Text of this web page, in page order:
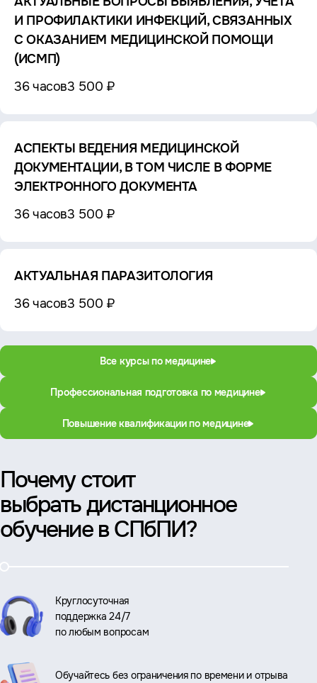
И ПРОФИЛАКТИКИ ИНФЕКЦИЙ, СВЯЗАННЫХ
С ОКАЗАНИЕМ МЕДИЦИНСКОЙ ПОМОЩИ
(ИСМП)
36 часов3 500 ₽
АСПЕКТЫ ВЕДЕНИЯ МЕДИЦИНСКОЙ
ДОКУМЕНТАЦИИ, В ТОМ ЧИСЛЕ В ФОРМЕ
ЭЛЕКТРОННОГО ДОКУМЕНТА
36 часов3 500 ₽
АКТУАЛЬНАЯ ПАРАЗИТОЛОГИЯ
36 часов3 500 ₽
Все курсы по медицине
Профессиональная подготовка по медицине
Повышение квалификации по медицине
Почему стоит
выбрать дистанционное
обучение в СПбПИ?
Круглосуточная
поддержка 24/7
по любым вопросам
Обучайтесь без ограничения по времени и отрыва